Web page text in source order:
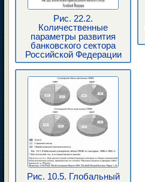
Рис. 22.2.
Количественные
параметры развития
банковского сектора
Российской Федерации
Рис. 10.5. Глобальный